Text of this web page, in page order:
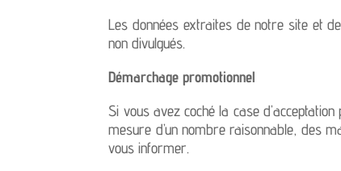
Les données extraites de notre site et
non divulgués.
Démarchage promotionnel
Si vous avez coché la case
mesure d’un nombre raisonnable, des
vous informer.